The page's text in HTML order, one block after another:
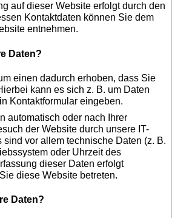
auf dieser Website erfolgt durch den
Kontaktdaten können Sie dem
entnehmen.
Daten?
einen dadurch erhoben, dass Sie
kann es sich z. B. um Daten
Kontaktformular eingeben.
automatisch oder nach Ihrer
der Website durch unsere IT-
sind vor allem technische Daten (z. B.
oder Uhrzeit des
dieser Daten erfolgt
diese Website betreten.
Daten?